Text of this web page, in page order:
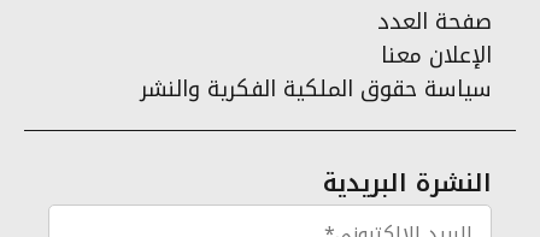
صفحة العدد
الإعلان معنا
سياسة حقوق الملكية الفكرية والنشر
النشرة البريدية